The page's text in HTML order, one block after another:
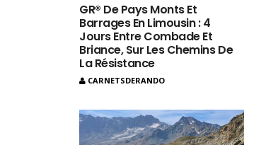
GR® De Pays Monts Et
Barrages En Limousin : 4
Jours Entre Combade Et
Briance, Sur Les Chemins De
La Résistance
CARNETSDERANDO